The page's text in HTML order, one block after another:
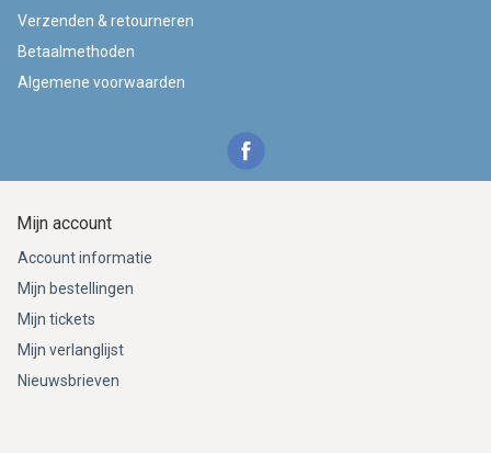
Verzenden & retourneren
Betaalmethoden
Algemene voorwaarden
Mijn account
Account informatie
Mijn bestellingen
Mijn tickets
Mijn verlanglijst
Nieuwsbrieven